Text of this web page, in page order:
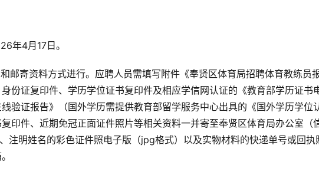
年4月17日。
邮寄资料方式进行。应聘人员需填写附件《奉贤区体育局招聘体育教练员
份证复印件、学历学位证书复印件及相应学信网认证的《教育部学历证书
验证报告》（国外学历需提供教育部留学服务中心出具的《国外学历学位
印件、近期免冠正面证件照片等相关资料一并寄至奉贤区体育局办公室（
注明姓名的彩色证件照电子版（jpg格式）以及实物材料的快递单号或回执